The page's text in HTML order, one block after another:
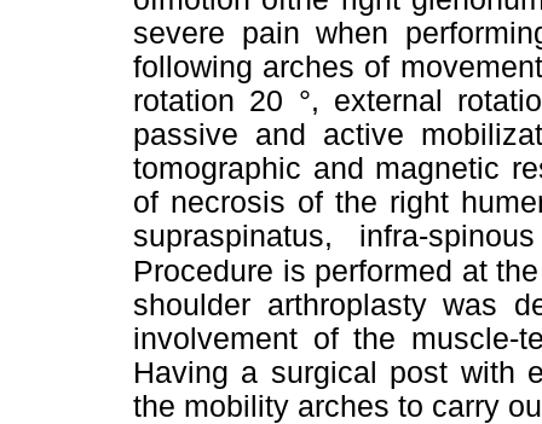
severe pain when
following arches of
rotation 20 °, external
passive and active
tomographic and magnetic
of necrosis of the right
supraspinatus, infra-
Procedure is performed at
shoulder arthroplasty was
involvement of the muscle-
Having a surgical post with
the mobility arches to carry